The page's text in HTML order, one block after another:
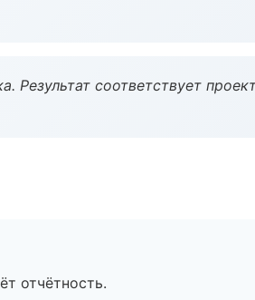
Результат соответствует
отчётность.